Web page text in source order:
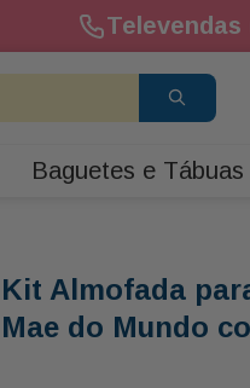
Televendas
Baguetes e
Kit Almofada
Mae do Mundo